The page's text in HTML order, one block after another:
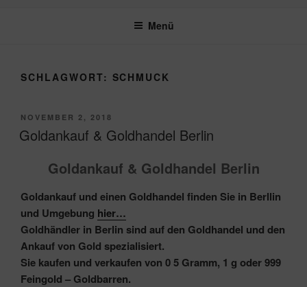
Menü
SCHLAGWORT: SCHMUCK
VERÖFFENTLICHT
AM
NOVEMBER 2, 2018
Goldankauf & Goldhandel Berlin
Goldankauf & Goldhandel Berlin
Goldankauf und einen Goldhandel finden Sie in Berllin
und Umgebung hier…
Goldhändler in Berlin sind auf den Goldhandel und den
Ankauf von Gold spezialisiert.
Sie kaufen und verkaufen von 0 5 Gramm, 1 g oder 999
Feingold – Goldbarren.